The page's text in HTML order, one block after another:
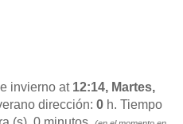
invierno at 12:14, Martes,
dirección: 0h. Tiempo